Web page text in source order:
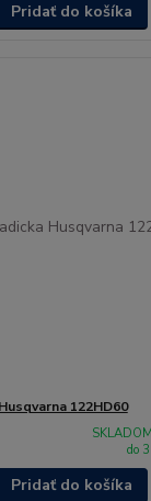
Pridať do košíka
122HD60
do
Pridať do košíka